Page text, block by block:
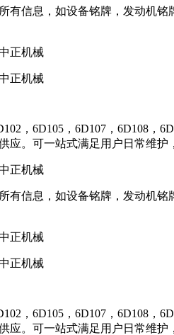
信息，如设备铭牌，发动机
，6D105，6D107，6D108，
。可一站式满足用户日常维
信息，如设备铭牌，发动机
，6D105，6D107，6D108，
。可一站式满足用户日常维